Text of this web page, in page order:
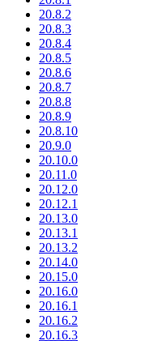
20.8.2
20.8.3
20.8.4
20.8.5
20.8.6
20.8.7
20.8.8
20.8.9
20.8.10
20.9.0
20.10.0
20.11.0
20.12.0
20.12.1
20.13.0
20.13.1
20.13.2
20.14.0
20.15.0
20.16.0
20.16.1
20.16.2
20.16.3